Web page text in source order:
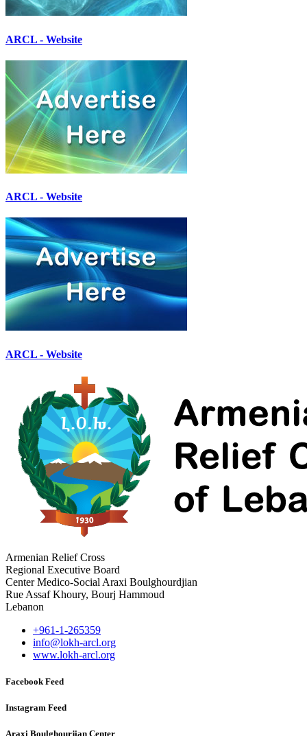
ARCL - Website
ARCL - Website
ARCL - Website
Armenian Relief Cross
Regional Executive Board
Center Medico-Social Araxi Boulghourdjian
Rue Assaf Khoury, Bourj Hammoud
Lebanon
+961-1-265359
info@lokh-arcl.org
www.lokh-arcl.org
Facebook Feed
Instagram Feed
Araxi Boulghourjian Center